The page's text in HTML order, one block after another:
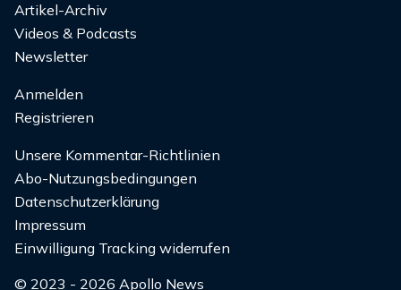
Artikel-Archiv
Videos & Podcasts
Newsletter
Anmelden
Registrieren
Unsere Kommentar-Richtlinien
Abo-Nutzungsbedingungen
Datenschutzerklärung
Impressum
Einwilligung Tracking widerrufen
© 2023 - 2026 Apollo News